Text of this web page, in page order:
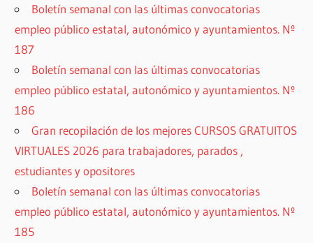
Boletín semanal con las últimas convocatorias
empleo público estatal, autonómico y ayuntamientos. Nº
187
Boletín semanal con las últimas convocatorias
empleo público estatal, autonómico y ayuntamientos. Nº
186
Gran recopilación de los mejores CURSOS GRATUITOS
VIRTUALES 2026 para trabajadores, parados ,
estudiantes y opositores
Boletín semanal con las últimas convocatorias
empleo público estatal, autonómico y ayuntamientos. Nº
185